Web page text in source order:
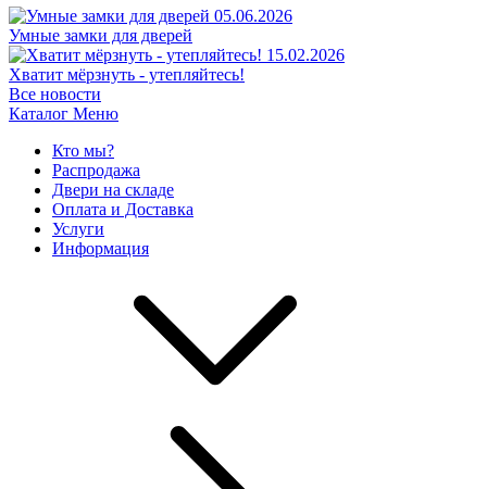
05.06.2026
Умные замки для дверей
15.02.2026
Хватит мёрзнуть - утепляйтесь!
Все новости
Каталог Меню
Кто мы?
Распродажа
Двери на складе
Оплата и Доставка
Услуги
Информация